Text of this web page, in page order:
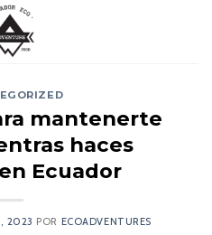
mantenerte
haces
Ecuador
2023 POR ECOADVENTURES